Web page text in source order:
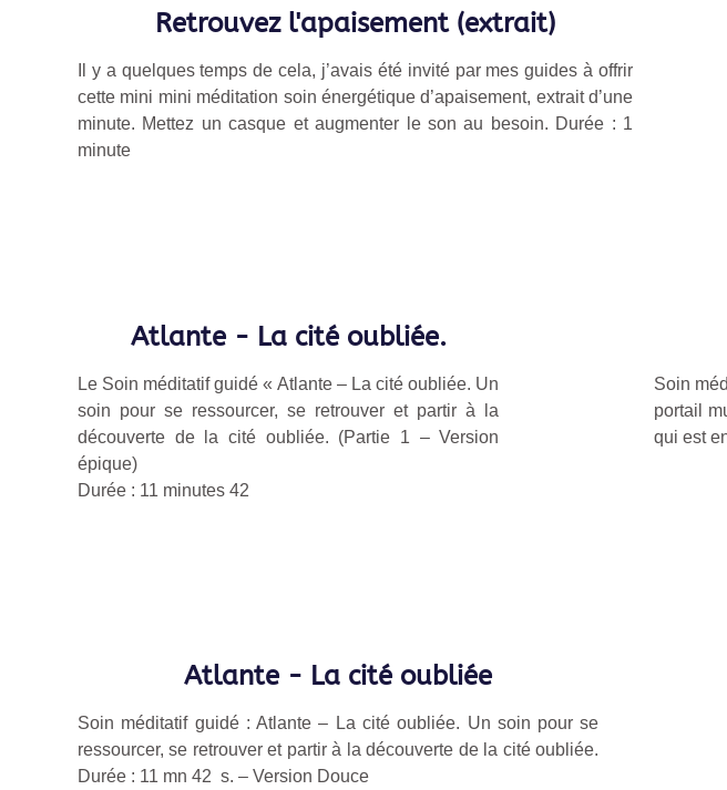
Retrouvez l'apaisement (extrait)
Il y a quelques temps de cela, j’avais été invité par mes guides à offrir
cette mini mini méditation soin énergétique d’apaisement, extrait d’une
minute. Mettez un casque et augmenter le son au besoin. Durée : 1
minute
Atlante - La cité oubliée.
Le Soin méditatif guidé « Atlante – La cité oubliée. Un
soin pour se ressourcer, se retrouver et partir à la
découverte de la cité oubliée. (Partie 1 – Version
épique)
Durée : 11 minutes 42
Soin
portail
qui est
Atlante - La cité oubliée
Soin méditatif guidé : Atlante – La cité oubliée. Un soin pour se
ressourcer, se retrouver et partir à la découverte de la cité oubliée.
Durée : 11 mn 42 s. – Version Douce